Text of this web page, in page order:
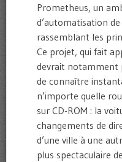
Prometheus, un
d’automatisation
rassemblant les
Ce projet, qui fait
devrait notamment
de connaître
n’importe quelle
sur CD-ROM : la
changements de
d’une ville à une
plus spectaculaire